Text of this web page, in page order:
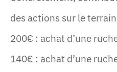
des actions sur le
200€ : achat d’une
140€ : achat d’une